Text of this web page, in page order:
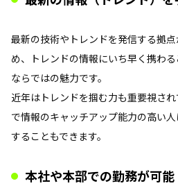
最新の技術やトレンドを発信する拠
め、トレンドの情報にいち早く携わ
ならではの魅力です。
近年はトレンドを掴む力も重要視さ
で情報のキャッチアップ能力の高い
することもできます。
本社や本部での勤務が可能